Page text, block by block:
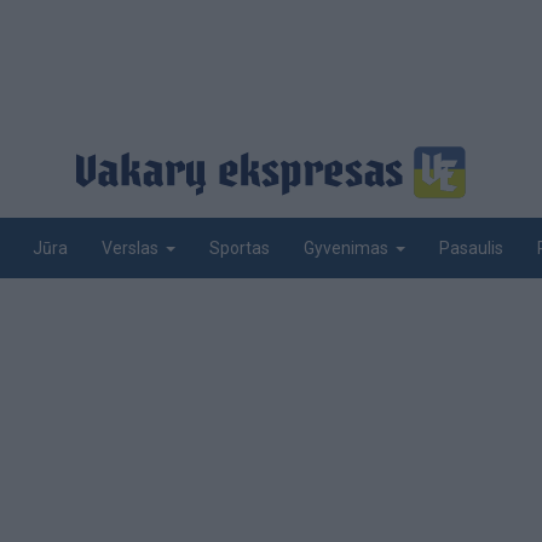
Jūra Verslas Sportas Gyvenimas Pasaulis